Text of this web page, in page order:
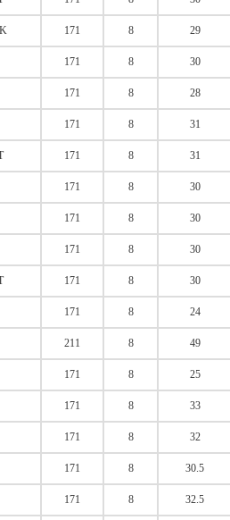
171 8 29
171 8 30
171 8 28
171 8 31
171 8 31
171 8 30
171 8 30
171 8 30
171 8 30
171 8 24
211 8 49
171 8 25
171 8 33
171 8 32
171 8 30.5
171 8 32.5